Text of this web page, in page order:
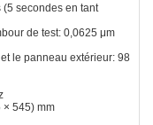
(5 secondes en tant
de test: 0,0625 μm
le panneau extérieur: 98
× 545) mm